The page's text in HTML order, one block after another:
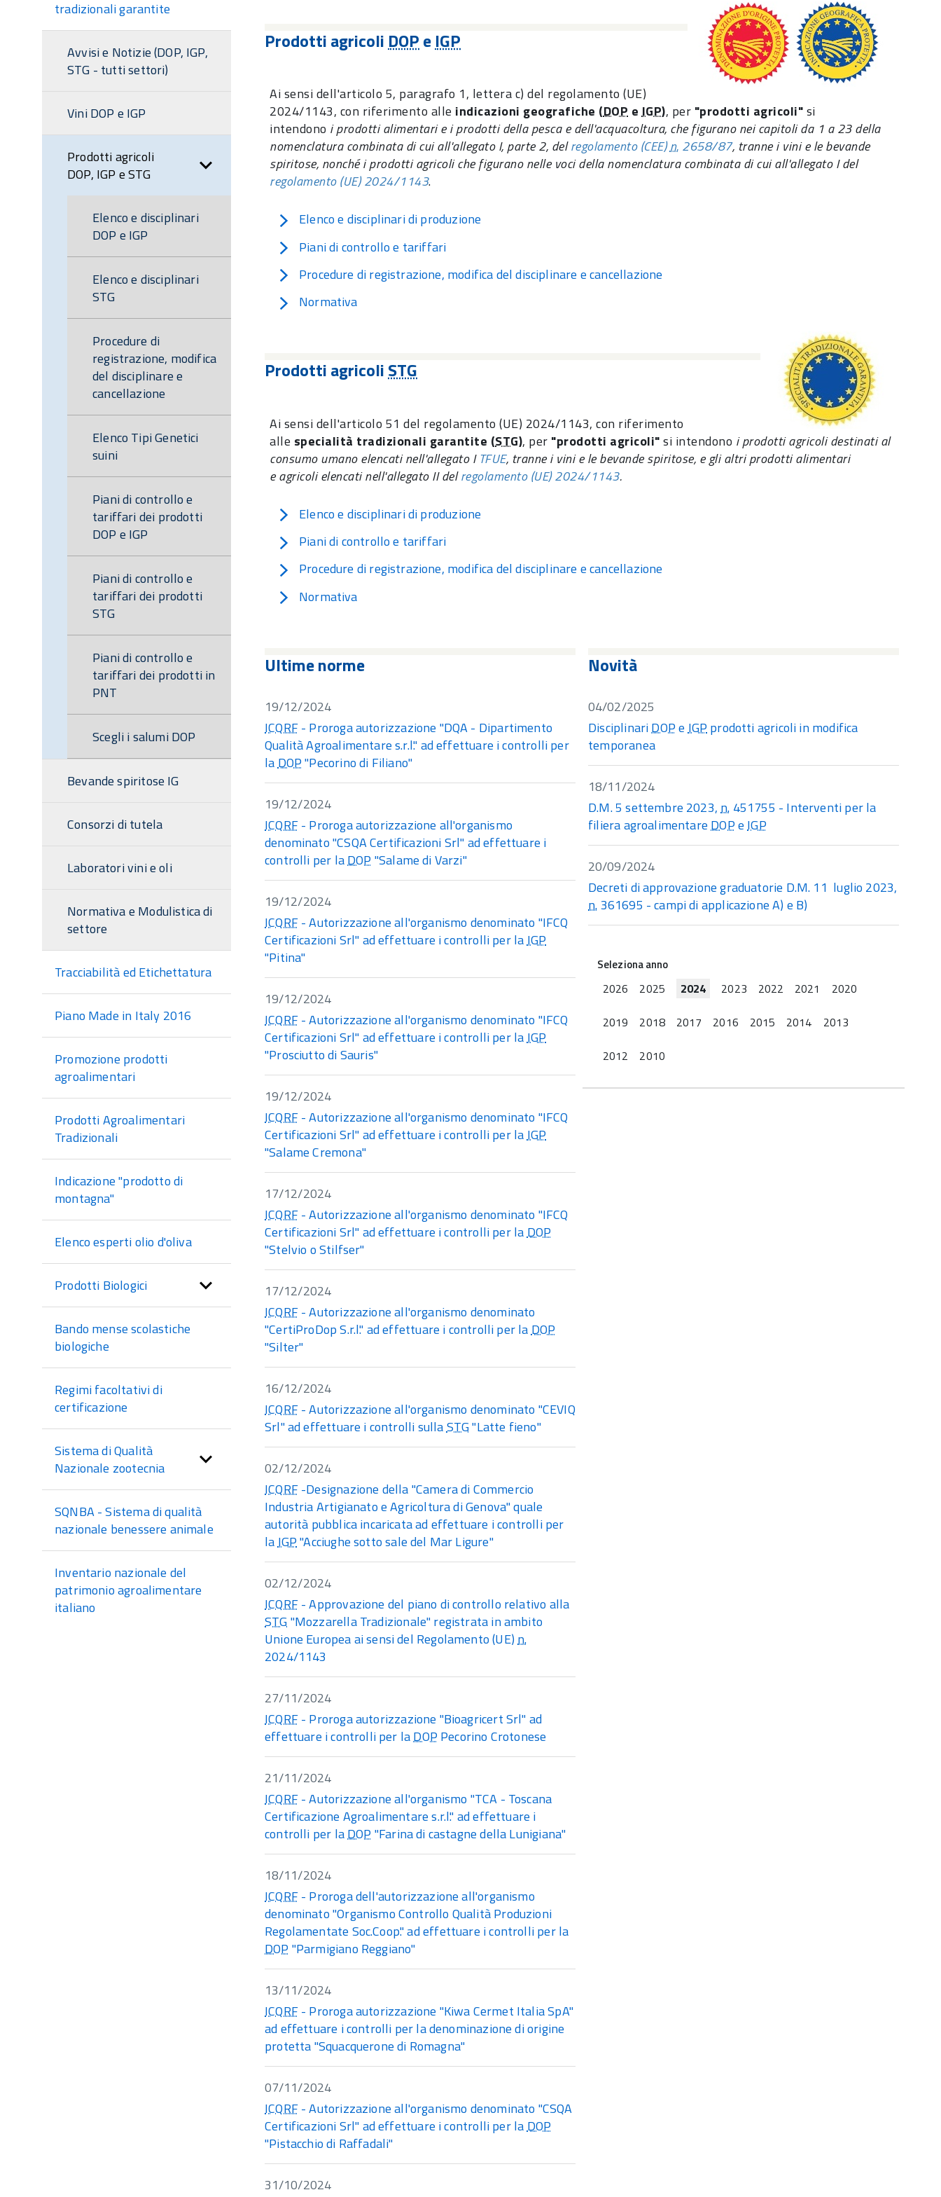
sezione
tradizionali garantite
Avvisi e Notizie (DOP, IGP,
STG - tutti settori)
Vini DOP e IGP
Prodotti agricoli
DOP, IGP e STG
Elenco e disciplinari
DOP e IGP
Elenco e disciplinari
STG
Procedure di
registrazione, modifica
del disciplinare e
cancellazione
Elenco Tipi Genetici
suini
Piani di controllo e
tariffari dei prodotti
DOP e IGP
Piani di controllo e
tariffari dei prodotti
STG
Piani di controllo e
tariffari dei prodotti in
PNT
Scegli i salumi DOP
Bevande spiritose IG
Consorzi di tutela
Laboratori vini e oli
Normativa e Modulistica di
settore
Tracciabilità ed Etichettatura
Piano Made in Italy 2016
Promozione prodotti
agroalimentari
Prodotti Agroalimentari
Tradizionali
Indicazione "prodotto di
montagna"
Elenco esperti olio d'oliva
Prodotti Biologici
Bando mense scolastiche
biologiche
Regimi facoltativi di
certificazione
Sistema di Qualità
Nazionale zootecnia
SQNBA - Sistema di qualità
nazionale benessere animale
Inventario nazionale del
patrimonio agroalimentare
italiano
Prodotti agricoli DOPeIGP
Ai sensi dell'articolo 5, paragrafo 1, lettera c) del regolamento (UE)
2024/1143, con riferimento alle indicazioni geografiche (DOP eIGP), per "prodotti agricoli"si
intendono i prodotti alimentari e i prodotti della pesca e dell'acquacoltura, che figurano nei capitoli da 1 a 23 della
nomenclatura combinata di cui all'allegato I, parte 2, delregolamento (CEE)n. 2658/87, tranne i vini e le bevande
spiritose, nonché i prodotti agricoli che figurano nelle voci della nomenclatura combinata di cui all'allegato I del
regolamento (UE) 2024/1143.
Elenco e disciplinari di produzione
Piani di controllo e tariffari
Procedure di registrazione, modifica del disciplinare e cancellazione
Normativa
Prodotti agricoliSTG
Ai sensi dell'articolo 51 del regolamento (UE) 2024/1143, con riferimento
alle specialità tradizionali garantite (STG), per "prodotti agricoli"si intendono i prodotti agricoli destinati al
consumo umano elencati nell'allegato I TFUE, tranne i vini e le bevande spiritose, e gli altri prodotti alimentari
e agricoli elencati nell'allegato II delregolamento (UE) 2024/1143.
Elenco e disciplinari di produzione
Piani di controllo e tariffari
Procedure di registrazione, modifica del disciplinare e cancellazione
Normativa
Ultime norme
19/12/2024
ICQRF- Proroga autorizzazione "DQA - Dipartimento
Qualità Agroalimentare s.r.l." ad effettuare i controlli per
laDOP"Pecorino di Filiano"
19/12/2024
ICQRF- Proroga autorizzazione all'organismo
denominato "CSQA Certificazioni Srl" ad effettuare i
controlli per laDOP "Salame di Varzi"
19/12/2024
ICQRF- Autorizzazione all'organismo denominato "IFCQ
Certificazioni Srl" ad effettuare i controlli per laIGP
"Pitina"
19/12/2024
ICQRF- Autorizzazione all'organismo denominato "IFCQ
Certificazioni Srl" ad effettuare i controlli per laIGP
"Prosciutto di Sauris"
19/12/2024
ICQRF- Autorizzazione all'organismo denominato "IFCQ
Certificazioni Srl" ad effettuare i controlli per laIGP
"Salame Cremona"
17/12/2024
ICQRF- Autorizzazione all'organismo denominato "IFCQ
Certificazioni Srl" ad effettuare i controlli per laDOP
"Stelvio o Stilfser"
17/12/2024
ICQRF- Autorizzazione all'organismo denominato
"CertiProDop S.r.l." ad effettuare i controlli per laDOP
"Silter"
16/12/2024
ICQRF- Autorizzazione all'organismo denominato "CEVIQ
Srl" ad effettuare i controlli sullaSTG"Latte fieno"
02/12/2024
ICQRF-Designazione della "Camera di Commercio
Industria Artigianato e Agricoltura di Genova" quale
autorità pubblica incaricata ad effettuare i controlli per
laIGP"Acciughe sotto sale del Mar Ligure"
02/12/2024
ICQRF- Approvazione del piano di controllo relativo alla
STG"Mozzarella Tradizionale" registrata in ambito
Unione Europea ai sensi del Regolamento (UE)n.
2024/1143
27/11/2024
ICQRF- Proroga autorizzazione "Bioagricert Srl" ad
effettuare i controlli per laDOP Pecorino Crotonese
21/11/2024
ICQRF- Autorizzazione all'organismo "TCA - Toscana
Certificazione Agroalimentare s.r.l." ad effettuare i
controlli per laDOP "Farina di castagne della Lunigiana"
18/11/2024
ICQRF- Proroga dell'autorizzazione all'organismo
denominato "Organismo Controllo Qualità Produzioni
Regolamentate Soc.Coop." ad effettuare i controlli per la
DOP "Parmigiano Reggiano"
13/11/2024
ICQRF- Proroga autorizzazione "Kiwa Cermet Italia SpA"
ad effettuare i controlli per la denominazione di origine
protetta "Squacquerone di Romagna"
07/11/2024
ICQRF- Autorizzazione all'organismo denominato "CSQA
Certificazioni Srl" ad effettuare i controlli per laDOP
"Pistacchio di Raffadali"
31/10/2024
Novità
04/02/2025
DisciplinariDOPeIGPprodotti agricoli in modifica
temporanea
18/11/2024
D.M. 5 settembre 2023,n. 451755 - Interventi per la
filiera agroalimentareDOPeIGP
20/09/2024
Decreti di approvazione graduatorie D.M. 11 luglio 2023,
n.361695 - campi di applicazione A) e B)
Seleziona anno
2026 2025 2024 2023 2022 2021
2020
2019
2018 2017 2016 2015 2014
2013
2012
2010